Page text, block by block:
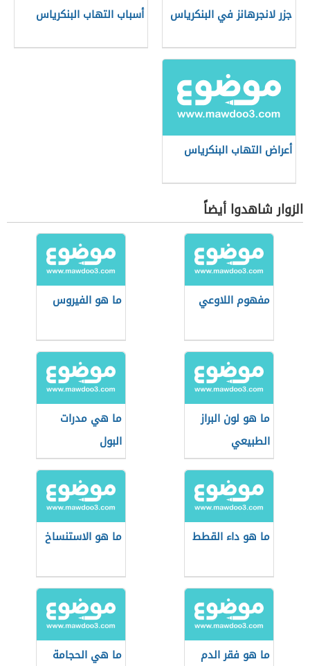
جزر لانجرهانز في البنكرياس أسباب التهاب البنكرياس
أعراض التهاب البنكرياس
الزوار شاهدوا أيضاً
مفهوم اللاوعي ما هو الفيروس
ما هو لون البراز
الطبيعي
ما هي مدرات
البول
ما هو داء القطط ما هو الاستنساخ
ما هو فقر الدم ما هي الحجامة